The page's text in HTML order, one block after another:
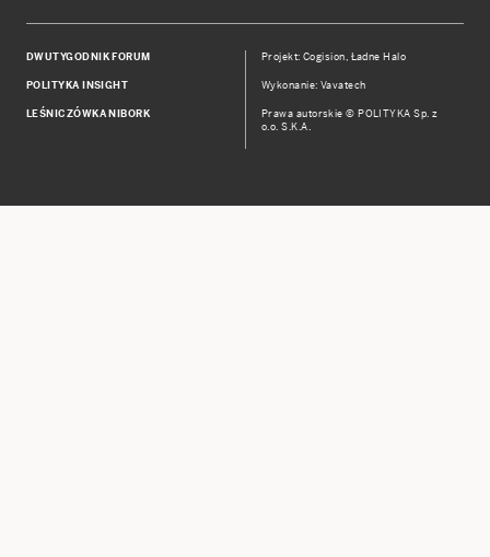
DWUTYGODNIK FORUM
POLITYKA INSIGHT
LEŚNICZÓWKA NIBORK
Projekt:Cogision, Ładne Halo
Wykonanie: Vavatech
Prawa autorskie © POLITYKA Sp. z
o.o. S.K.A.